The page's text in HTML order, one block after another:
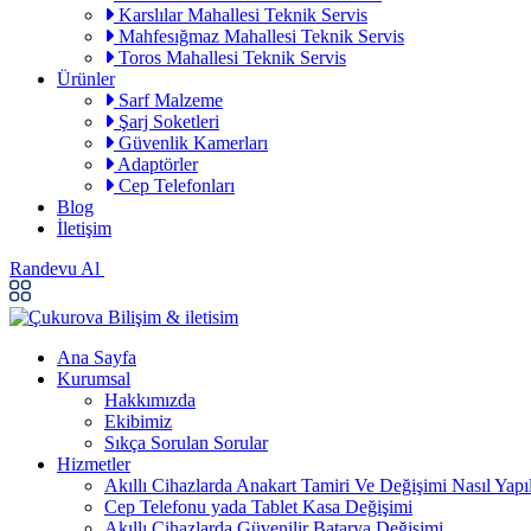
Karslılar Mahallesi Teknik Servis
Mahfesığmaz Mahallesi Teknik Servis
Toros Mahallesi Teknik Servis
Ürünler
Sarf Malzeme
Şarj Soketleri
Güvenlik Kamerları
Adaptörler
Cep Telefonları
Blog
İletişim
Randevu Al
Ana Sayfa
Kurumsal
Hakkımızda
Ekibimiz
Sıkça Sorulan Sorular
Hizmetler
Akıllı Cihazlarda Anakart Tamiri Ve Değişimi Nasıl
Cep Telefonu yada Tablet Kasa Değişimi